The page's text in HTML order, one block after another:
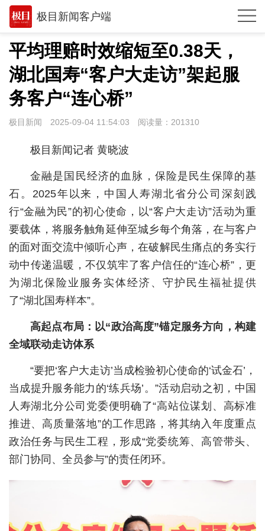
极目新闻客户端
推荐
观点
时政
湖北
环球
专题
极客圈
经济
城建
健康
相亲
汽车
房产
消费
平均理赔时效缩短至0.38天，
湖北国寿“客户大走访”架起服
务客户“连心桥”
极目新闻 2025-09-04 11:54:03 阅读量： 201310
极目新闻记者 黄晓波
金融是国民经济的血脉，保险是民生保障的基
石。2025年以来，中国人寿湖北省分公司深刻践
行“金融为民”的初心使命，以“客户大走访”活动为重
要载体，将服务触角延伸至城乡每个角落，在与客户
的面对面交流中倾听心声，在破解民生痛点的务实行
动中传递温暖，不仅筑牢了客户信任的“连心桥”，更
为湖北保险业服务实体经济、守护民生福祉提供
了“湖北国寿样本”。
高起点布局：以“政治高度”锚定服务方向，构建
全域联动走访体系
“要把‘客户大走访’当成检验初心使命的‘试金石’，
当成提升服务能力的‘练兵场’。”活动启动之初，中国
人寿湖北分公司党委便明确了“高站位谋划、高标准
推进、高质量落地”的工作思路，将其纳入年度重点
政治任务与民生工程，形成“党委统筹、高管带头、
部门协同、全员参与”的责任闭环。